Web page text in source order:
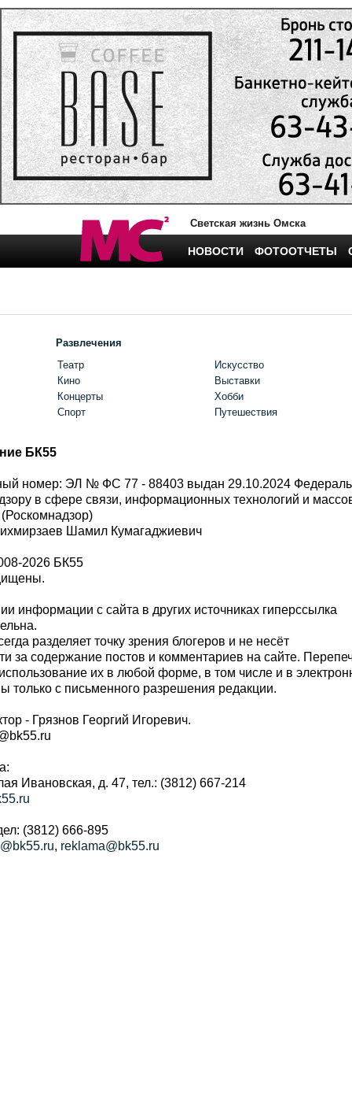
Светская жизнь Омска
НОВОСТИ ФОТООТЧЕТЫ
Развлечения
Театр
Кино
Концерты
Спорт
Искусство
Выставки
Хобби
Путешествия
БК55
номер: ЭЛ № ФС 77 - 88403 выдан 29.10.2024
в сфере связи, информационных технологий и
Шамил Кумагаджиевич
2026 БК55
информации с сайта в других источниках гиперссылка
разделяет точку зрения блогеров и не несёт
за содержание постов и комментариев на сайте.
их в любой форме, в том числе и в
с письменного разрешения редакции.
- Грязнов Георгий Игоревич.
Ивановская, д. 47, тел.: (3812) 667-214
(3812) 666-895
, reklama@bk55.ru